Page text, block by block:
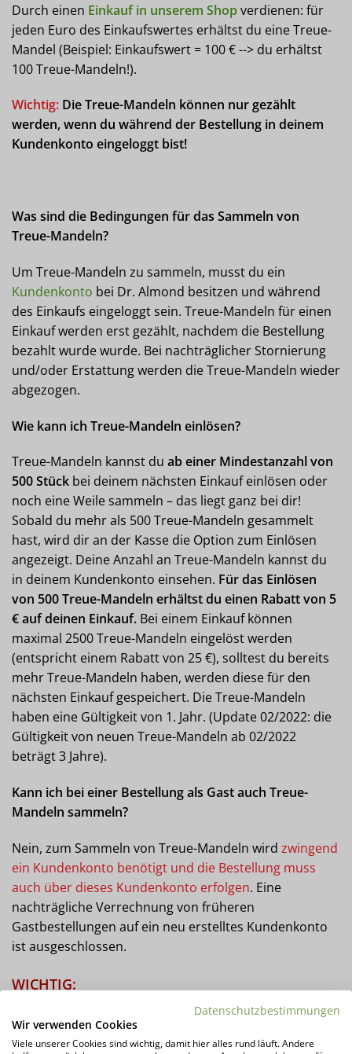
Durch einen Einkauf in unserem Shopverdienen: für
jeden Euro des Einkaufswertes erhältst du eine Treue-
Mandel (Beispiel: Einkaufswert = 100 € --> du erhältst
100 Treue-Mandeln!).
Wichtig: Die Treue-Mandeln können nur gezählt
werden, wenn du während der Bestellung in deinem
Kundenkonto eingeloggt bist!
Was sind die Bedingungen für das Sammeln von
Treue-Mandeln?
Um Treue-Mandeln zu sammeln, musst du ein
Kundenkonto bei Dr. Almond besitzen und während
des Einkaufs eingeloggt sein. Treue-Mandeln für einen
Einkauf werden erst gezählt, nachdem die Bestellung
bezahlt wurde wurde. Bei nachträglicher Stornierung
und/oder Erstattung werden die Treue-Mandeln wieder
abgezogen.
Wie kann ich Treue-Mandeln einlösen?
Treue-Mandeln kannst du ab einer Mindestanzahl von
500 Stück bei deinem nächsten Einkauf einlösen oder
noch eine Weile sammeln – das liegt ganz bei dir!
Sobald du mehr als 500 Treue-Mandeln gesammelt
hast, wird dir an der Kasse die Option zum Einlösen
angezeigt. Deine Anzahl an Treue-Mandeln kannst du
in deinem Kundenkonto einsehen. Für das Einlösen
von 500 Treue-Mandeln erhältst du einen Rabatt von 5
€ auf deinen Einkauf. Bei einem Einkauf können
maximal 2500 Treue-Mandeln eingelöst werden
(entspricht einem Rabatt von 25 €), solltest du bereits
mehr Treue-Mandeln haben, werden diese für den
nächsten Einkauf gespeichert. Die Treue-Mandeln
haben eine Gültigkeit von 1. Jahr. (Update 02/2022: die
Gültigkeit von neuen Treue-Mandeln ab 02/2022
beträgt 3 Jahre).
Kann ich bei einer Bestellung als Gast auch Treue-
Mandeln sammeln?
Nein, zum Sammeln von Treue-Mandeln wird zwingend
ein Kundenkonto benötigt und die Bestellung muss
auch über dieses Kundenkonto erfolgen. Eine
nachträgliche Verrechnung von früheren
Gastbestellungen auf ein neu erstelltes Kundenkonto
ist ausgeschlossen.
WICHTIG:
Treue-Mandeln können NICHT zusammen mit einem
anderen Gutschein eingelöst werden, wenn dieser
Datenschutzbestimmungen
Wir verwenden Cookies
Viele unserer Cookies sind wichtig, damit hier alles rund läuft. Andere